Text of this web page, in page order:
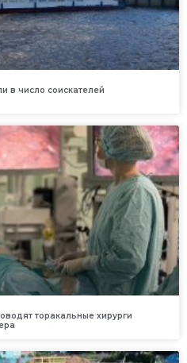
в число соискателей
торакальные хирурги